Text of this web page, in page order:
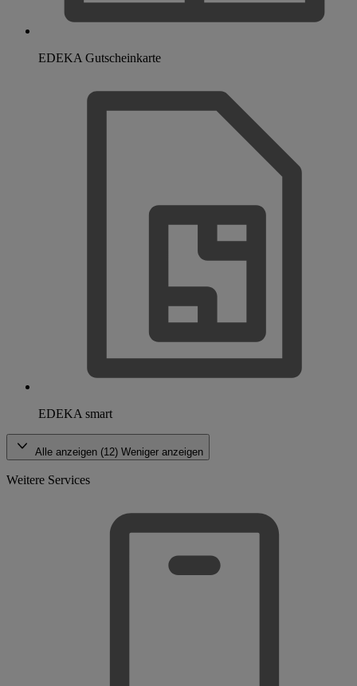
EDEKA Gutscheinkarte
EDEKA smart
Alle anzeigen (12) Weniger anzeigen
Weitere Services